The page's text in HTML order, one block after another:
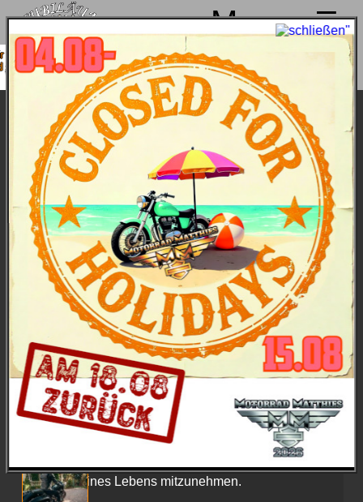
Menu
von 4. bis 15.08. Sommerpause
ab 18.08. wieder mit voller Power für
Euch da!
Sport Glide Modelljahr 2024 - Bike &
Bildergalerie
Bike & Bilder
Hauptmerkmale
Daten
Farben und Preise
Mehr als nur ein Tourer.
Die Sport Glide („Crossover“-Maschine MY2024)
vereint mit ihren easy abnehmbaren koffern und
der abnehmbare Lenker­verkleidung einen Custom-
Cruiser mit einem leichten Tourer. Der Kurvenspaß
ohne Ende wartet genauso wie der endlose
Highway, und es ist Deine Wahl: Verschlinge
endlose Asphalt-Meilen, etwas Platz für Ausrüstung
ist dabei. Oder strippe sie und lerne die Straßen
der Stadt auf ganz neue, aufregende Art kennen.
So oder so, die Sport Glide ist bereit, Dich auf die
Fahrt Deines Lebens mitzunehmen.